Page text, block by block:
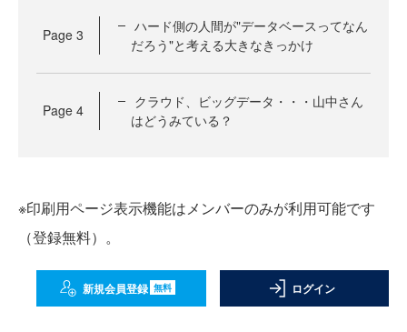
Page 3
ハード側の人間が"データベースってなん
だろう"と考える大きなきっかけ
Page 4
クラウド、ビッグデータ・・・山中さん
はどうみている？
※印刷用ページ表示機能はメンバーのみが利用可能です
（登録無料）。
新規会員登録 無料 ログイン